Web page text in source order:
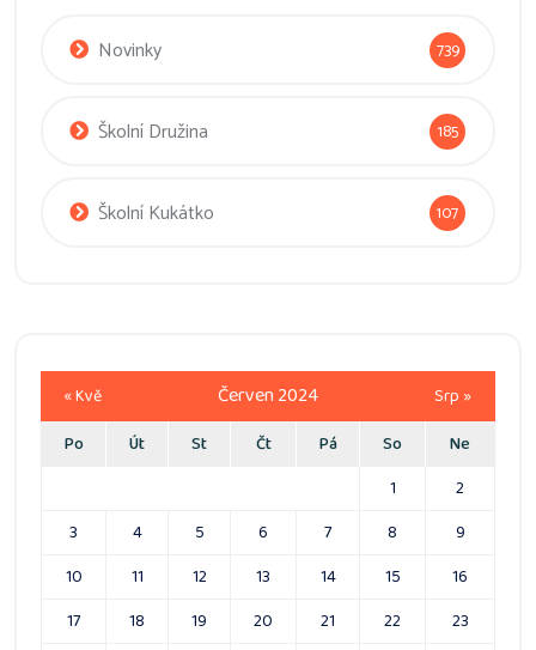
Novinky 739
Školní Družina 185
Školní Kukátko 107
Červen 2024
Po Út St Čt Pá So
Ne
1
2
3
4 5 6 7 8
9
10
11 12 13 14 15
16
17
18 19 20 21 22
23
« Kvě Srp »